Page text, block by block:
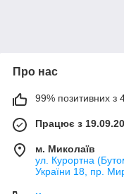
Про нас
99% позитивних з
Працює з
м. Миколаїв
ул. Курортна
України 18, пр.